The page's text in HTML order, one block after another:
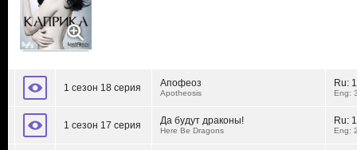
1 сезон 18 серия Апофеоз
Apotheosis
Ru:
Eng:
1 сезон 17 серия Да будут драконы!
Here Be Dragons
Ru:
Eng: